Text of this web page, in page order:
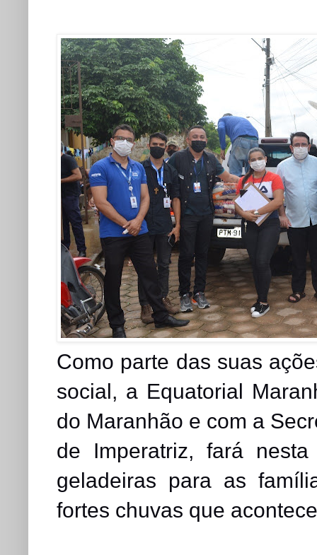
Como parte das suas
social, a Equatorial
do Maranhão e com a
de Imperatriz, fará
geladeiras para as
fortes chuvas que